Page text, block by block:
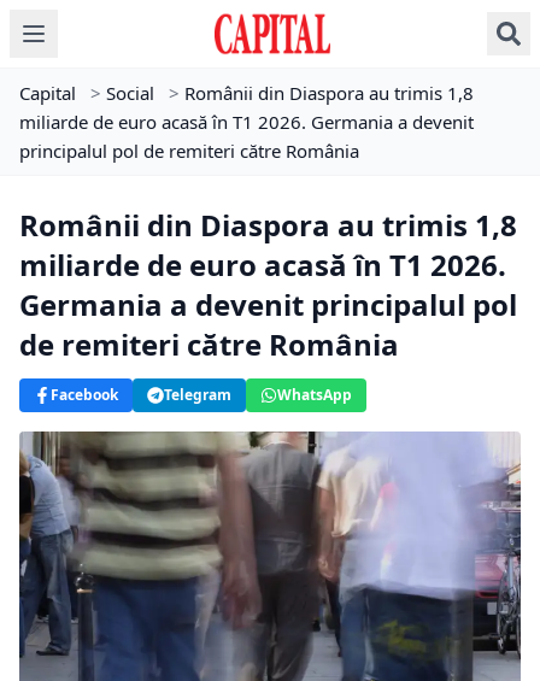
Capital > Social > Românii din Diaspora au trimis 1,8
miliarde de euro acasă în T1 2026. Germania a devenit
principalul pol de remiteri către România
Românii din Diaspora au trimis 1,8
miliarde de euro acasă în T1 2026.
Germania a devenit principalul pol
de remiteri către România
Facebook Telegram WhatsApp